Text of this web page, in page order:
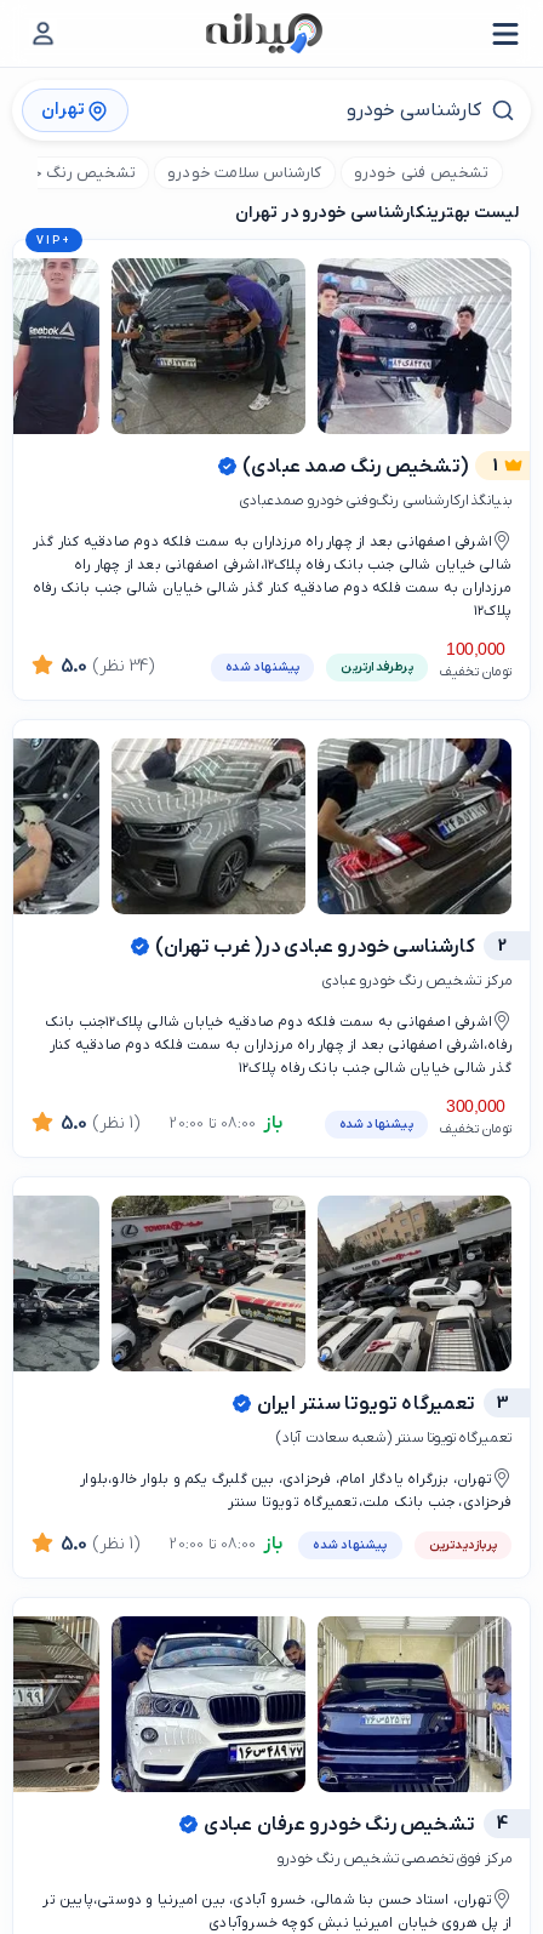
تهران
تشخیص فنی خودرو کارشناس سلامت خودرو تشخیص رنگ خودرو
لیست بهترینکارشناسی خودرو در تهران
VIP +
1 (تشخیص رنگ صمد عبادی)
بنیانگذارکارشناسی رنگ‌وفنی خودرو صمدعبادی
اشرفی اصفهانی بعد از چهار راه مرزداران به سمت فلکه دوم صادقیه کنار گذر
شالی خیایان شالی جنب بانک رفاه پلاک۱۲،اشرفی اصفهانی بعد از چهار راه
مرزداران به سمت فلکه دوم صادقیه کنار گذر شالی خیایان شالی جنب بانک رفاه
پلاک۱۲
100,000
تومان تخفیف پرطرفدارترین پیشنهاد شده 5.0 (34 نظر)
2 کارشناسی خودرو عبادی در( غرب تهران)
مرکز تشخیص رنگ خودرو عبادی
اشرفی اصفهانی به سمت فلکه دوم صادقیه خیابان شالی پلاک۱۲جنب بانک
رفاه،اشرفی اصفهانی بعد از چهار راه مرزداران به سمت فلکه دوم صادقیه کنار
گذر شالی خیایان شالی جنب بانک رفاه پلاک۱۲
300,000
تومان تخفیف پیشنهاد شده باز 5.0 (1 نظر)
3 تعمیرگاه تویوتا سنتر ایران
تعمیرگاه تویوتا سنتر (شعبه سعادت آباد)
تهران، بزرگراه یادگار امام، فرحزادی، بین گلبرگ یکم و بلوار خالو،بلوار
فرحزادی، جنب بانک ملت،تعمیرگاه تویوتا سنتر
پربازدیدترین پیشنهاد شده باز 5.0 (1 نظر)
4 تشخیص رنگ خودرو عرفان عبادی
مرکز فوق تخصصی تشخیص رنگ خودرو
تهران، استاد حسن بنا شمالی، خسرو آبادی، بین امیرنیا و دوستی،پایین تر
از پل هروی خیابان امیرنیا نبش کوچه خسروآبادی